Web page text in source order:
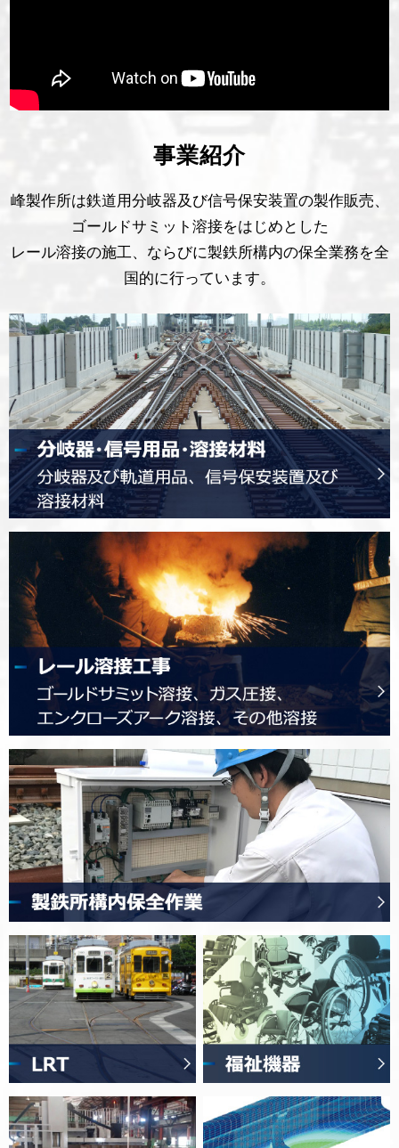
事業紹介
峰製作所は鉄道用分岐器及び信号保安装置の製作販売、
ゴールドサミット溶接をはじめとした
レール溶接の施工、ならびに製鉄所構内の保全業務を全
国的に行っています。